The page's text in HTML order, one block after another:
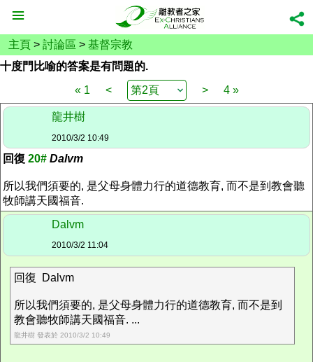
主頁 > 討論區 > 基督宗教
十度門比喻的答案是有問題的.
« 1
< > 4 »
龍井樹
2010/3/2 10:49
回復 20# Dalvm
所以我們須要的, 是父母身體力行的道德教育, 而不是到教會聽
牧師講天國福音.
Dalvm
2010/3/2 11:04
回復 Dalvm
所以我們須要的, 是父母身體力行的道德教育, 而不是到
教會聽牧師講天國福音. ...
龍井樹 發表於 2010/3/2 10:49